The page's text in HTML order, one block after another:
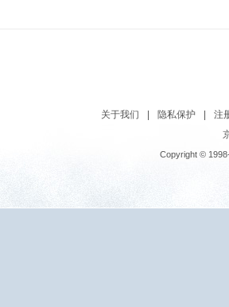
关于我们 隐私保护
注
Copyright ©